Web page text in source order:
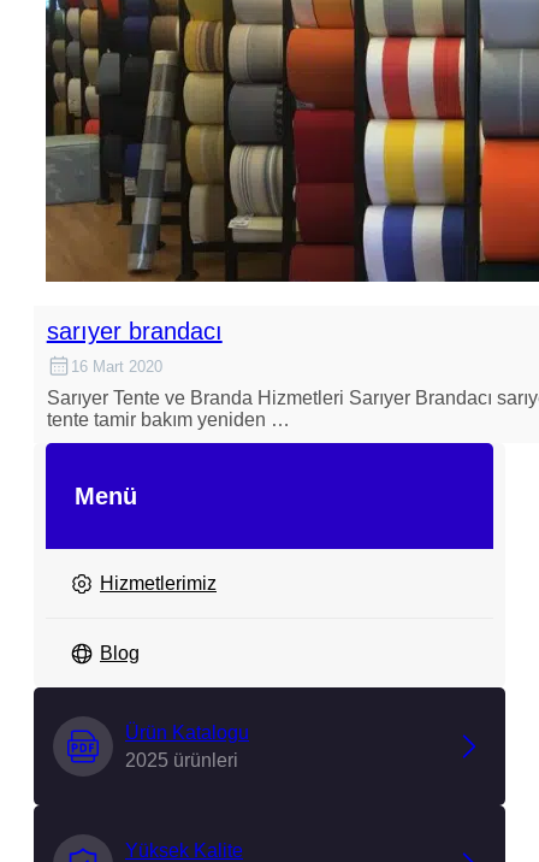
sarıyer brandacı
16 Mart 2020
Sarıyer Tente ve Branda Hizmetleri Sarıyer Brandacı
tente tamir bakım yeniden …
Menü
Hizmetlerimiz
Blog
Ürün Katalogu
2025 ürünleri
Yüksek Kalite